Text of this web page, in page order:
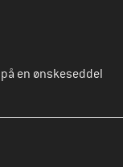
en ønskeseddel